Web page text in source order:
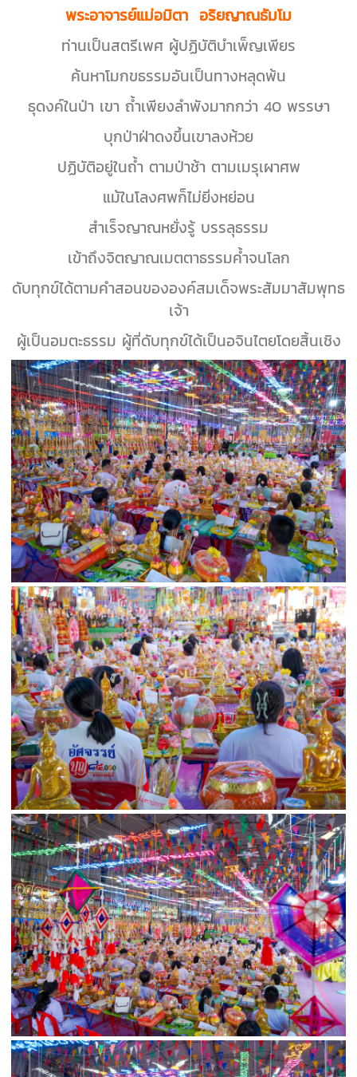
พระอาจารย์แม่อมิตา อริยญาณธัมโม
ท่านเป็นสตรีเพศ ผู้ปฏิบัติบำเพ็ญเพียร
ค้นหาโมกขธรรมอันเป็นทางหลุดพ้น
ธุดงค์ในป่า เขา ถ้ำเพียงลำพังมากกว่า 40 พรรษา
บุกป่าฝ่าดงขึ้นเขาลงห้วย
ปฏิบัติอยู่ในถ้ำ ตามป่าช้า ตามเมรุเผาศพ
แม้ในโลงศพก็ไม่ยิ่งหย่อน
สำเร็จญาณหยั่งรู้ บรรลุธรรม
เข้าถึงจิตญาณเมตตาธรรมค้ำจนโลก
ดับทุกข์ได้ตามคำสอนขององค์สมเด็จพระสัมมาสัมพุทธ
เจ้า
ผู้เป็นอมตะธรรม ผู้ที่ดับทุกข์ได้เป็นอจินไตยโดยสิ้นเชิง